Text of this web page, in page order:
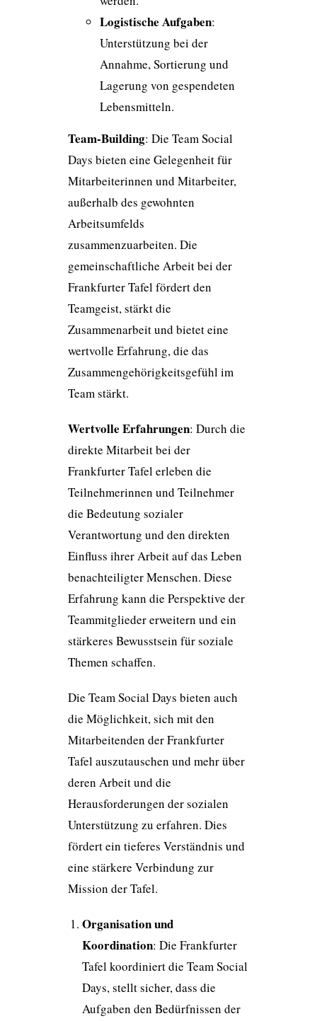
Logistische Aufgaben:
Unterstützung bei der
Annahme, Sortierung und
Lagerung von gespendeten
Lebensmitteln.
Team-Building: Die Team Social
Days bieten eine Gelegenheit für
Mitarbeiterinnen und Mitarbeiter,
außerhalb des gewohnten
Arbeitsumfelds
zusammenzuarbeiten. Die
gemeinschaftliche Arbeit bei der
Frankfurter Tafel fördert den
Teamgeist, stärkt die
Zusammenarbeit und bietet eine
wertvolle Erfahrung, die das
Zusammengehörigkeitsgefühl im
Team stärkt.
Wertvolle Erfahrungen: Durch die
direkte Mitarbeit bei der
Frankfurter Tafel erleben die
Teilnehmerinnen und Teilnehmer
die Bedeutung sozialer
Verantwortung und den direkten
Einfluss ihrer Arbeit auf das Leben
benachteiligter Menschen. Diese
Erfahrung kann die Perspektive der
Teammitglieder erweitern und ein
stärkeres Bewusstsein für soziale
Themen schaffen.
Die Team Social Days bieten auch
die Möglichkeit, sich mit den
Mitarbeitenden der Frankfurter
Tafel auszutauschen und mehr über
deren Arbeit und die
Herausforderungen der sozialen
Unterstützung zu erfahren. Dies
fördert ein tieferes Verständnis und
eine stärkere Verbindung zur
Mission der Tafel.
Organisation und
Koordination: Die Frankfurter
Tafel koordiniert die Team Social
Days, stellt sicher, dass die
Aufgaben den Bedürfnissen der